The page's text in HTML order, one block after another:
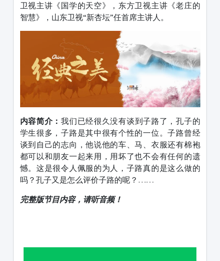
卫视主讲《国学的天空》，东方卫视主讲《老庄的
智慧》，山东卫视“新杏坛”任首席主讲人。
内容简介：我们已经很久没有谈到子路了，孔子的
学生很多，子路是其中很有个性的一位。子路曾经
谈到自己的志向，他说他的车、马、衣服还有棉袍
都可以和朋友一起来用，用坏了也不会有任何的遗
憾。这是很令人佩服的为人，子路真的是这么做的
吗？孔子又是怎么评价子路的呢？……
完整版节目内容，请听音频！